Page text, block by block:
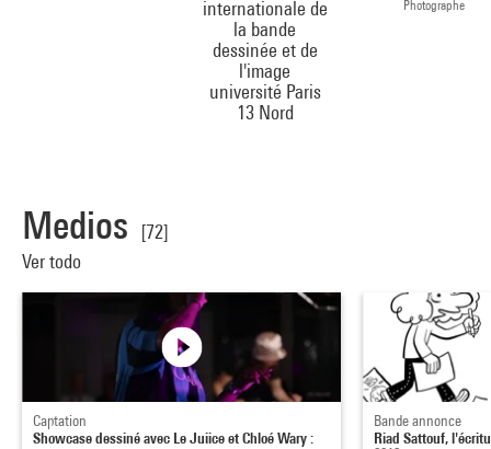
internationale de
la bande
dessinée et de
l'image
université Paris
13 Nord
Photographe
Medios
[72]
Ver todo
Captation
Showcase dessiné avec Le Juiice et Chloé Wary :
Bande annonce
Riad Sattouf,